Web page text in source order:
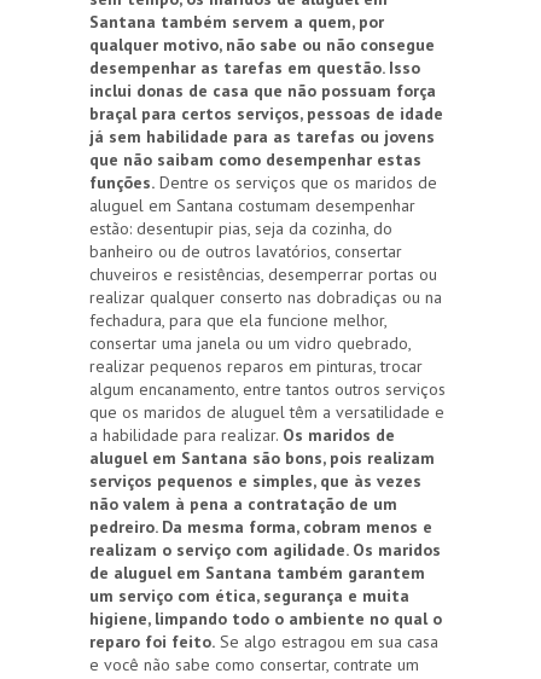
Santana também servem a quem, por
qualquer motivo, não sabe ou não consegue
desempenhar as tarefas em questão. Isso
inclui donas de casa que não possuam força
braçal para certos serviços, pessoas de idade
já sem habilidade para as tarefas ou jovens
que não saibam como desempenhar estas
funções. Dentre os serviços que os maridos de
aluguel em Santana costumam desempenhar
estão: desentupir pias, seja da cozinha, do
banheiro ou de outros lavatórios, consertar
chuveiros e resistências, desemperrar portas ou
realizar qualquer conserto nas dobradiças ou na
fechadura, para que ela funcione melhor,
consertar uma janela ou um vidro quebrado,
realizar pequenos reparos em pinturas, trocar
algum encanamento, entre tantos outros serviços
que os maridos de aluguel têm a versatilidade e
a habilidade para realizar. Os maridos de
aluguel em Santana são bons, pois realizam
serviços pequenos e simples, que às vezes
não valem à pena a contratação de um
pedreiro. Da mesma forma, cobram menos e
realizam o serviço com agilidade. Os maridos
de aluguel em Santana também garantem
um serviço com ética, segurança e muita
higiene, limpando todo o ambiente no qual o
reparo foi feito. Se algo estragou em sua casa
e você não sabe como consertar, contrate um